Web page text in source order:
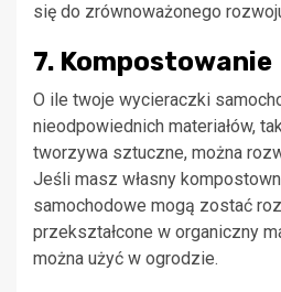
się do zrównoważonego
7. Kompostowanie
O ile twoje wycieraczki
nieodpowiednich materiałów,
tworzywa sztuczne, można
Jeśli masz własny
samochodowe mogą zostać
przekształcone w organiczny
można użyć w ogrodzie.